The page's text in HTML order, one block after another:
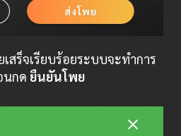
สร็จเรียบร้อยระบบจะทำการ
นกด ยืนยันโพย